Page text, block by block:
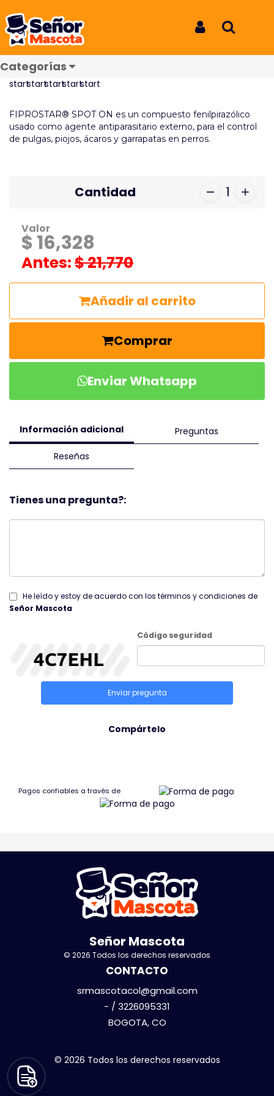
Categorías
Fiprostar 20-40Kg
FIPROSTAR® SPOT ON es un compuesto fenilpirazólico
usado como agente antiparasitario externo, para el control
de pulgas, piojos, ácaros y garrapatas en perros.
Cantidad 1
Valor
$ 16,328
Antes:$ 21,770
Añadir al carrito
Comprar
Enviar Whatsapp
Información adicional Preguntas
Reseñas
Tienes una pregunta?:
He leído y estoy de acuerdo con los términos y condiciones de
Señor Mascota
Código seguridad
Enviar pregunta
Compártelo
Pagos confiables a través de
Señor Mascota
© 2026 Todos los derechos reservados
CONTACTO
srmascotacol@gmail.com
- / 3226095331
BOGOTA, CO
© 2026 Todos los derechos reservados